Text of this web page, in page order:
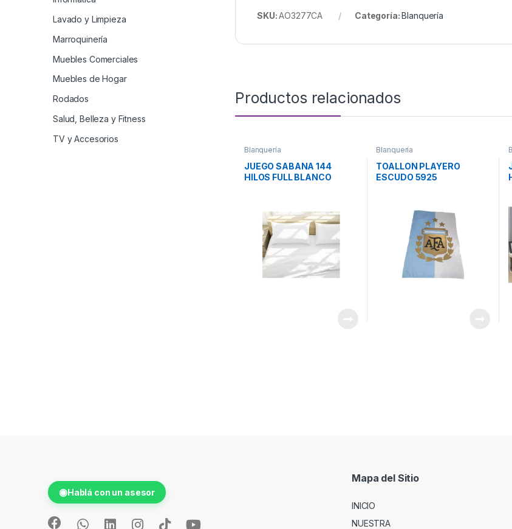
SKU:AO3277CA Categoría:Blanquería
Productos relacionados
Blanquería
JUEGO SABANA 144
HILOS FULL BLANCO
Blanquería
TOALLON PLAYERO
ESCUDO 5925
Lavado y Limpieza
Marroquinería
Muebles Comerciales
Muebles de Hogar
Rodados
Salud, Belleza y Fitness
TV y Accesorios
◉Hablá con un asesor
Mapa del Sitio
INICIO
NUESTRA